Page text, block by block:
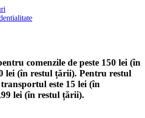
comenzile de peste 150 lei (în
lei (în restul țării). Pentru restul
este 15 lei (în
lei (în restul țării).